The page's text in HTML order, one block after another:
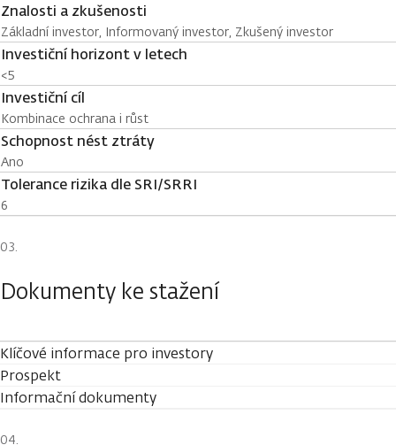
Znalosti a zkušenosti
Základní investor, Informovaný investor, Zkušený investor
Investiční horizont v letech
<5
Investiční cíl
Kombinace ochrana i růst
Schopnost nést ztráty
Ano
Tolerance rizika dle SRI/SRRI
6
Dokumenty ke stažení
Klíčové informace pro investory
Prospekt
Informační dokumenty